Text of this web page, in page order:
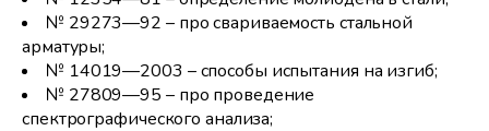
№ 29273—92 – про свариваемость стальной
арматуры;
№ 14019—2003 – способы испытания на изгиб;
№ 27809—95 – про проведение
спектрографического анализа;